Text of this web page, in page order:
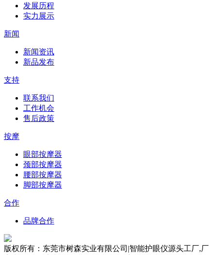
发展历程
实力展示
新闻
新闻资讯
新品发布
支持
联系我们
工作机会
售后政策
按摩
眼部按摩器
颈部按摩器
腰部按摩器
脚部按摩器
合作
品牌合作
版权所有：东莞市树森实业有限公司|智能护眼仪源头工厂,厂